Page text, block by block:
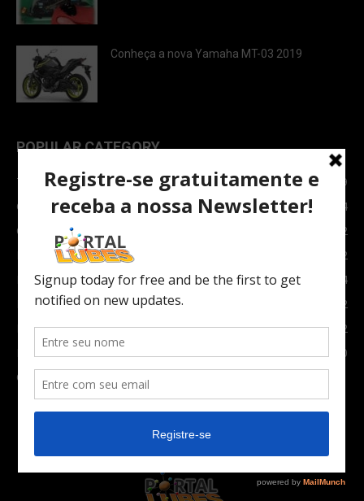
Conheça a nova Yamaha MT-03 2019
POPULAR CATEGORY
TOPNEWS
7089
Carro e Moto
3764
Carro
2082
Notícias
1852
Indústria
1024
Moto
972
Economia
672
Newsletter
630
Carros Verdes e Novas tecnologias automotivas